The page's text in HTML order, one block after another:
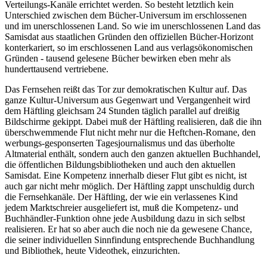
Verteilungs-Kanäle errichtet werden. So besteht letztlich kein
Unterschied zwischen dem Bücher-Universum im erschlossenen
und im unerschlossenen Land. So wie im unerschlossenen Land das
Samisdat aus staatlichen Gründen den offiziellen Bücher-Horizont
konterkariert, so im erschlossenen Land aus verlagsökonomischen
Gründen - tausend gelesene Bücher bewirken eben mehr als
hunderttausend vertriebene.
Das Fernsehen reißt das Tor zur demokratischen Kultur auf. Das
ganze Kultur-Universum aus Gegenwart und Vergangenheit wird
dem Häftling gleichsam 24 Stunden täglich parallel auf dreißig
Bildschirme gekippt. Dabei muß der Häftling realisieren, daß die ihn
überschwemmende Flut nicht mehr nur die Heftchen-Romane, den
werbungs-gesponserten Tagesjournalismus und das überholte
Altmaterial enthält, sondern auch den ganzen aktuellen Buchhandel,
die öffentlichen Bildungsbibliotheken und auch den aktuellen
Samisdat. Eine Kompetenz innerhalb dieser Flut gibt es nicht, ist
auch gar nicht mehr möglich. Der Häftling zappt unschuldig durch
die Fernsehkanäle. Der Häftling, der wie ein verlassenes Kind
jedem Marktschreier ausgeliefert ist, muß die Kompetenz- und
Buchhändler-Funktion ohne jede Ausbildung dazu in sich selbst
realisieren. Er hat so aber auch die noch nie da gewesene Chance,
die seiner individuellen Sinnfindung entsprechende Buchhandlung
und Bibliothek, heute Videothek, einzurichten.